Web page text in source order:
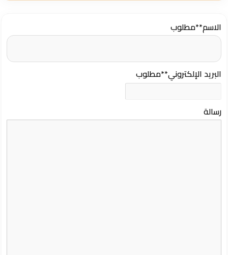
الاسم**مطلوب
البريد الإلكتروني**مطلوب
رسالة